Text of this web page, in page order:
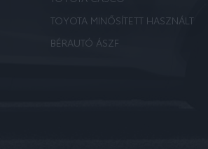
TOYOTA MINŐSÍTETT HASZNÁLT
BÉRAUTÓ ÁSZF